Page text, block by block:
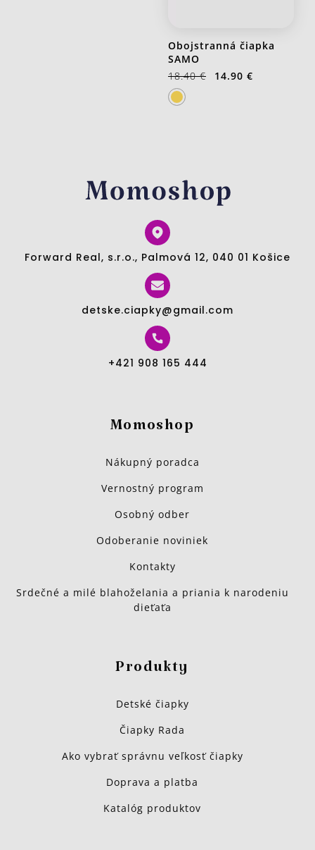
Obojstranná čiapka
SAMO
18.40 €
14.90 €
Forward Real, s.r.o., Palmová 12, 040 01 Košice
detske.ciapky@gmail.com
+421 908 165 444
Momoshop
Nákupný poradca
Vernostný program
Osobný odber
Odoberanie noviniek
Kontakty
Srdečné a milé blahoželania a priania k narodeniu
dieťaťa
Produkty
Detské čiapky
Čiapky Rada
Ako vybrať správnu veľkosť čiapky
Doprava a platba
Katalóg produktov